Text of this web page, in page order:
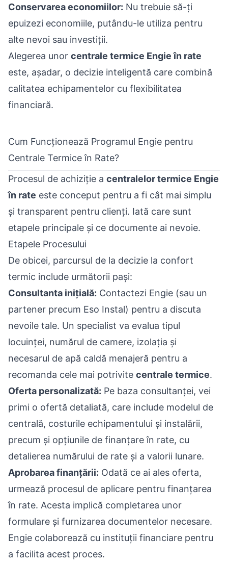
Conservarea economiilor: Nu trebuie să-ți
epuizezi economiile, putându-le utiliza pentru
alte nevoi sau investiții.
Alegerea unor centrale termice Engie în rate
este, așadar, o decizie inteligentă care combină
calitatea echipamentelor cu flexibilitatea
financiară.
Cum Funcționează Programul Engie pentru
Centrale Termice în Rate?
Procesul de achiziție a centralelor termice Engie
în rate este conceput pentru a fi cât mai simplu
și transparent pentru clienți. Iată care sunt
etapele principale și ce documente ai nevoie.
Etapele Procesului
De obicei, parcursul de la decizie la confort
termic include următorii pași:
Consultanta inițială: Contactezi Engie (sau un
partener precum Eso Instal) pentru a discuta
nevoile tale. Un specialist va evalua tipul
locuinței, numărul de camere, izolația și
necesarul de apă caldă menajeră pentru a
recomanda cele mai potrivite centrale termice.
Oferta personalizată: Pe baza consultanței, vei
primi o ofertă detaliată, care include modelul de
centrală, costurile echipamentului și instalării,
precum și opțiunile de finanțare în rate, cu
detalierea numărului de rate și a valorii lunare.
Aprobarea finanțării: Odată ce ai ales oferta,
urmează procesul de aplicare pentru finanțarea
în rate. Acesta implică completarea unor
formulare și furnizarea documentelor necesare.
Engie colaborează cu instituții financiare pentru
a facilita acest proces.